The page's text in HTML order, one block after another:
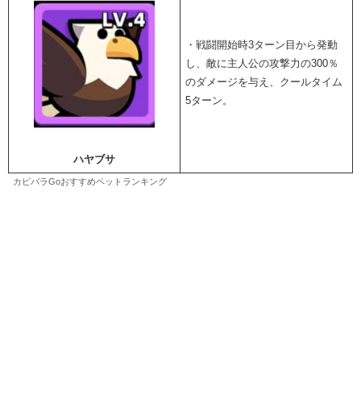
ハヤブサ
・戦闘開始時3ターン目から発動
し、敵に主人公の攻撃力の300％
のダメージを与え、クールタイム
5ターン。
カピバラGoおすすめペットランキング